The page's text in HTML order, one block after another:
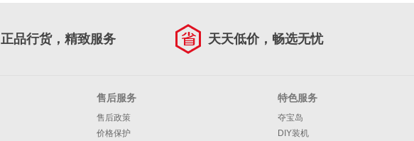
正品行货，精致服务 天天低价，畅选无忧
售后服务
售后政策
价格保护
特色服务
夺宝岛
DIY装机